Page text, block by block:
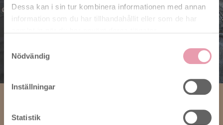
Dessa kan i sin tur kombinera informationen med annan
information som du har tillhandahållit eller som de har
Nödvändig
Inställningar
Statistik
Du får guiden när du